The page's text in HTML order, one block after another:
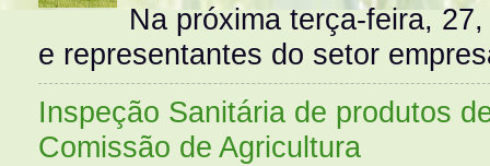
Na próxima terça-feira,
e representantes do setor
Inspeção Sanitária de produtos
Comissão de Agricultura